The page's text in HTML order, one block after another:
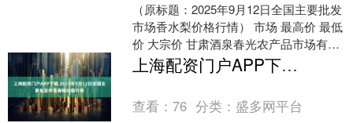
（原标题：2025年9月12日全国主要批发
市场香水梨价格行情） 市场 最高价 最低
价 大宗价 甘肃酒泉春光农产品市场有限
责任公司 8.40 8.00 8.20 ....
上海配资门户APP下载 2025年9月12日全国主要批发市场香椿价格行情
查看：76 分类： 盛多网平台